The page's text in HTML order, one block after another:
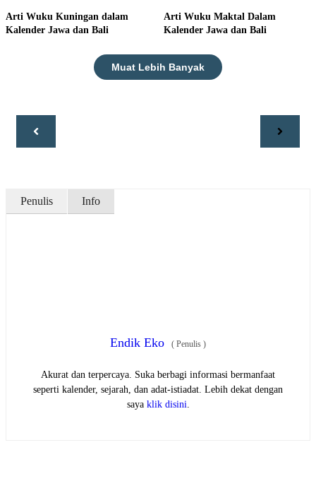
Arti Wuku Kuningan dalam
Kalender Jawa dan Bali
Arti Wuku Maktal Dalam
Kalender Jawa dan Bali
Muat Lebih Banyak
Penulis Info
Endik Eko ( Penulis )
Akurat dan terpercaya. Suka berbagi informasi bermanfaat
seperti kalender, sejarah, dan adat-istiadat. Lebih dekat dengan
saya klik disini